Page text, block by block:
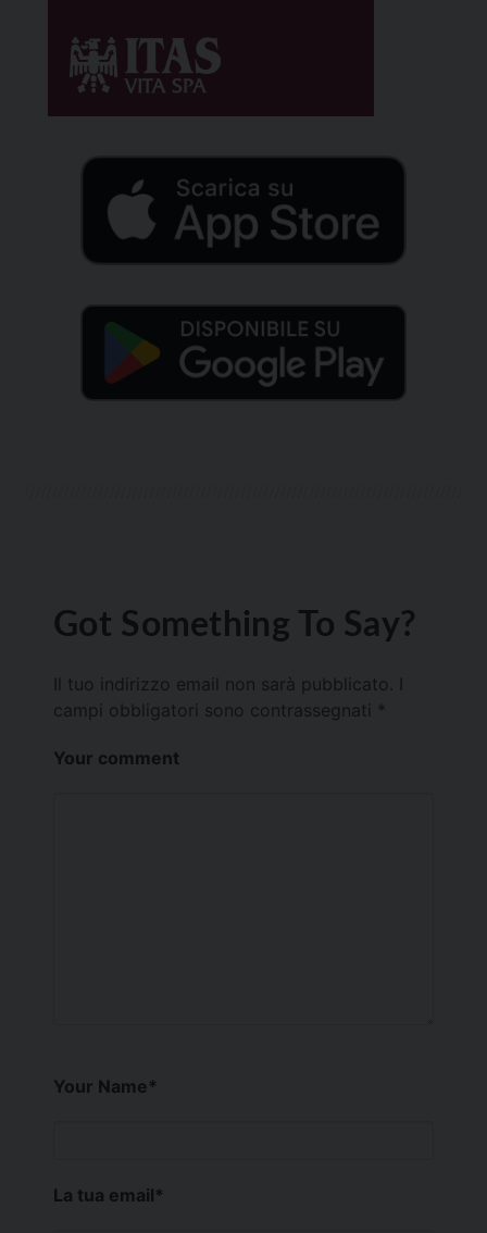
Got Something To Say?
Il tuo indirizzo email non sarà pubblicato.
campi obbligatori sono contrassegnati *
Your comment
Your Name*
La tua email*